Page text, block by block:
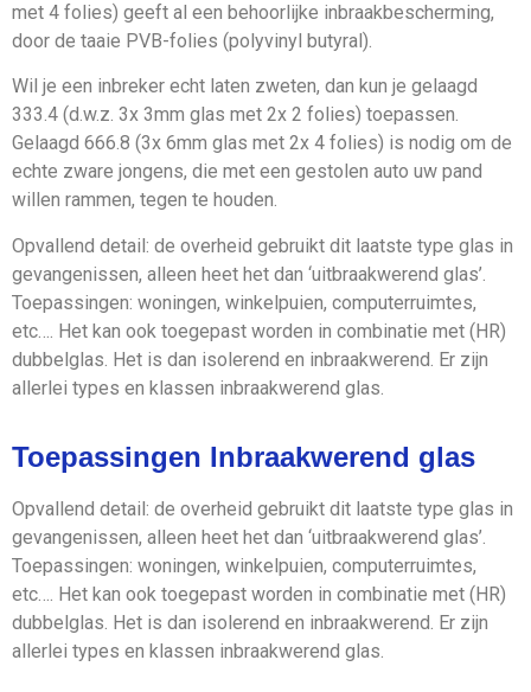
met 4 folies) geeft al een behoorlijke inbraakbescherming,
door de taaie PVB-folies (polyvinyl butyral).
Wil je een inbreker echt laten zweten, dan kun je gelaagd
333.4 (d.w.z. 3x 3mm glas met 2x 2 folies) toepassen.
Gelaagd 666.8 (3x 6mm glas met 2x 4 folies) is nodig om de
echte zware jongens, die met een gestolen auto uw pand
willen rammen, tegen te houden.
Opvallend detail: de overheid gebruikt dit laatste type glas in
gevangenissen, alleen heet het dan ‘uitbraakwerend glas’.
Toepassingen: woningen, winkelpuien, computerruimtes,
etc…. Het kan ook toegepast worden in combinatie met (HR)
dubbelglas. Het is dan isolerend en inbraakwerend. Er zijn
allerlei types en klassen inbraakwerend glas.
Toepassingen Inbraakwerend glas
Opvallend detail: de overheid gebruikt dit laatste type glas in
gevangenissen, alleen heet het dan ‘uitbraakwerend glas’.
Toepassingen: woningen, winkelpuien, computerruimtes,
etc…. Het kan ook toegepast worden in combinatie met (HR)
dubbelglas. Het is dan isolerend en inbraakwerend. Er zijn
allerlei types en klassen inbraakwerend glas.